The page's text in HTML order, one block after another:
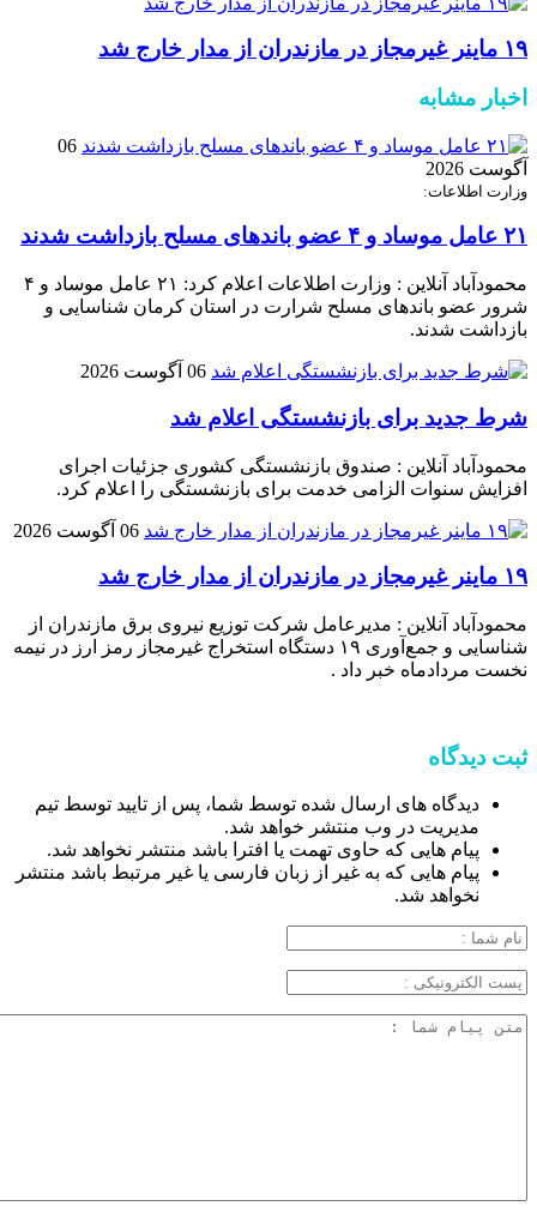
۱۹ ماینر غیرمجاز در مازندران از مدار خارج شد
اخبار مشابه
06
آگوست 2026
وزارت اطلاعات:
۲۱ عامل موساد و ۴ عضو باند‌های مسلح بازداشت شدند
محمودآباد آنلاین : وزارت اطلاعات اعلام کرد: ۲۱ عامل موساد و ۴
شرور عضو باند‌های مسلح شرارت در استان کرمان شناسایی و
بازداشت شدند.
06 آگوست 2026
شرط جدید برای بازنشستگی اعلام شد
محمودآباد آنلاین : صندوق بازنشستگی کشوری جزئیات اجرای
افزایش سنوات الزامی خدمت برای بازنشستگی را اعلام کرد.
06 آگوست 2026
۱۹ ماینر غیرمجاز در مازندران از مدار خارج شد
محمودآباد آنلاین : مدیرعامل شرکت توزیع نیروی برق مازندران از
شناسایی و جمع‌آوری ۱۹ دستگاه استخراج غیرمجاز رمز ارز در نیمه
نخست مردادماه خبر داد .
ثبت دیدگاه
دیدگاه های ارسال شده توسط شما، پس از تایید توسط تیم
مدیریت در وب منتشر خواهد شد.
پیام هایی که حاوی تهمت یا افترا باشد منتشر نخواهد شد.
پیام هایی که به غیر از زبان فارسی یا غیر مرتبط باشد منتشر
نخواهد شد.